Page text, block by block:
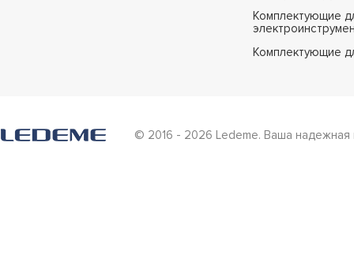
Комплектующие
Комплектующие
© 2016 - 2026 Ledeme. Ваша